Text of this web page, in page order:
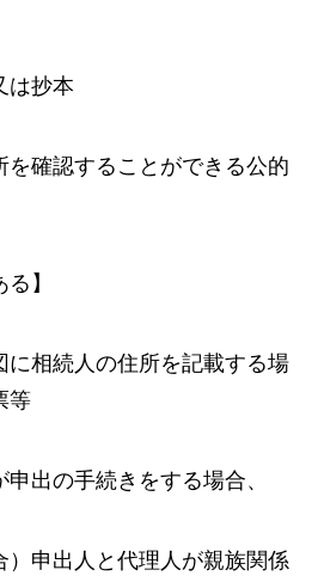
は抄本
を確認することができる公的
】
に相続人の住所を記載する場
等
出の手続きをする場合、
）申出人と代理人が親族関係